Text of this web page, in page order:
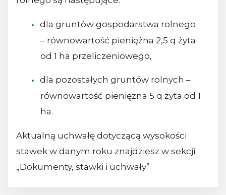
dla gruntów gospodarstwa rolnego
– równowartość pieniężna 2,5 q żyta
od 1 ha przeliczeniowego,
dla pozostałych gruntów rolnych –
równowartość pieniężna 5 q żyta od 1
ha.
Aktualną uchwałę dotyczącą wysokości
stawek w danym roku znajdziesz w sekcji
„Dokumenty, stawki i uchwały”